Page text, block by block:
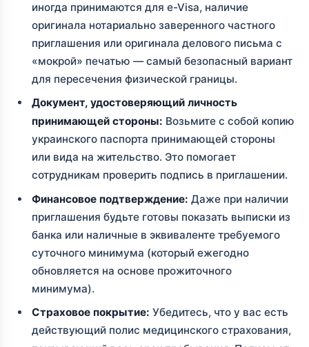
иногда принимаются для e-Visa, наличие
оригинала нотариально заверенного частного
приглашения или оригинала делового письма с
«мокрой» печатью — самый безопасный вариант
для пересечения физической границы.
Документ, удостоверяющий личность
принимающей стороны: Возьмите с собой копию
украинского паспорта принимающей стороны
или вида на жительство. Это помогает
сотрудникам проверить подпись в приглашении.
Финансовое подтверждение: Даже при наличии
приглашения будьте готовы показать выписки из
банка или наличные в эквиваленте требуемого
суточного минимума (который ежегодно
обновляется на основе прожиточного
минимума).
Страховое покрытие: Убедитесь, что у вас есть
действующий полис медицинского страхования,